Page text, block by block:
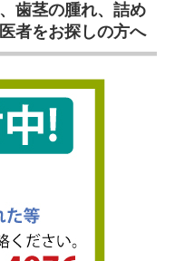
歯茎の腫れ、詰め
者をお探しの方へ